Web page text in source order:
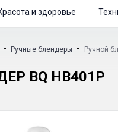
и здоровье
- Ручные блендеры - Ручной
BQ HB401P